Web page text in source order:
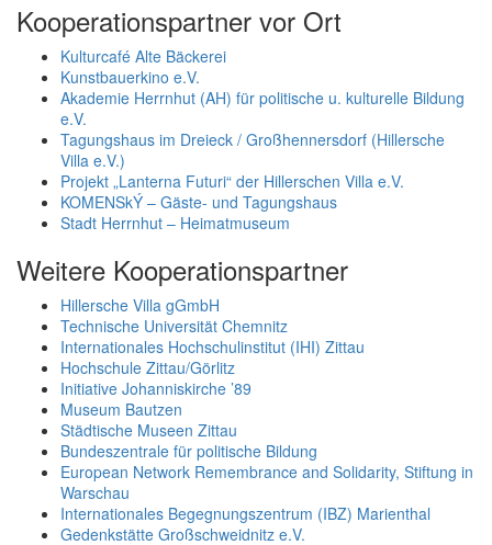
Kooperationspartner vor Ort
Kulturcafé Alte Bäckerei
Kunstbauerkino e.V.
Akademie Herrnhut (AH) für politische u. kulturelle Bildung
e.V.
Tagungshaus im Dreieck / Großhennersdorf (Hillersche
Villa e.V.)
Projekt „Lanterna Futuri“ der Hillerschen Villa e.V.
KOMENSkÝ – Gäste- und Tagungshaus
Stadt Herrnhut – Heimatmuseum
Weitere Kooperationspartner
Hillersche Villa gGmbH
Technische Universität Chemnitz
Internationales Hochschulinstitut (IHI) Zittau
Hochschule Zittau/Görlitz
Initiative Johanniskirche ’89
Museum Bautzen
Städtische Museen Zittau
Bundeszentrale für politische Bildung
European Network Remembrance and Solidarity, Stiftung in
Warschau
Internationales Begegnungszentrum (IBZ) Marienthal
Gedenkstätte Großschweidnitz e.V.